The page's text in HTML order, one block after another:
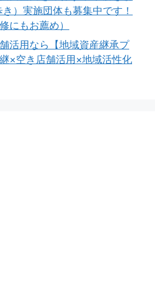
）実施団体も募集中です！
にもお薦め）
活用なら【地域資産継承プ
×空き店舗活用×地域活性化